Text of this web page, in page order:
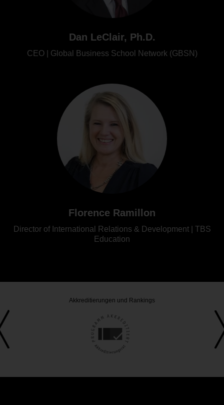
Dan LeClair, Ph.D.
CEO | Global Business School Network (GBSN)
Florence Ramillon
Director of International Relations & Development | TBS
Education
Akkreditierungen und Rankings